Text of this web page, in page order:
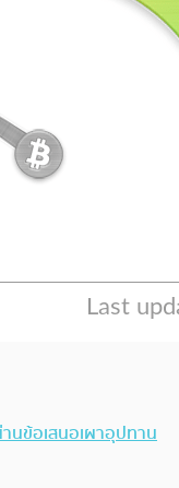
นข้อเสนอเผาอุปทาน